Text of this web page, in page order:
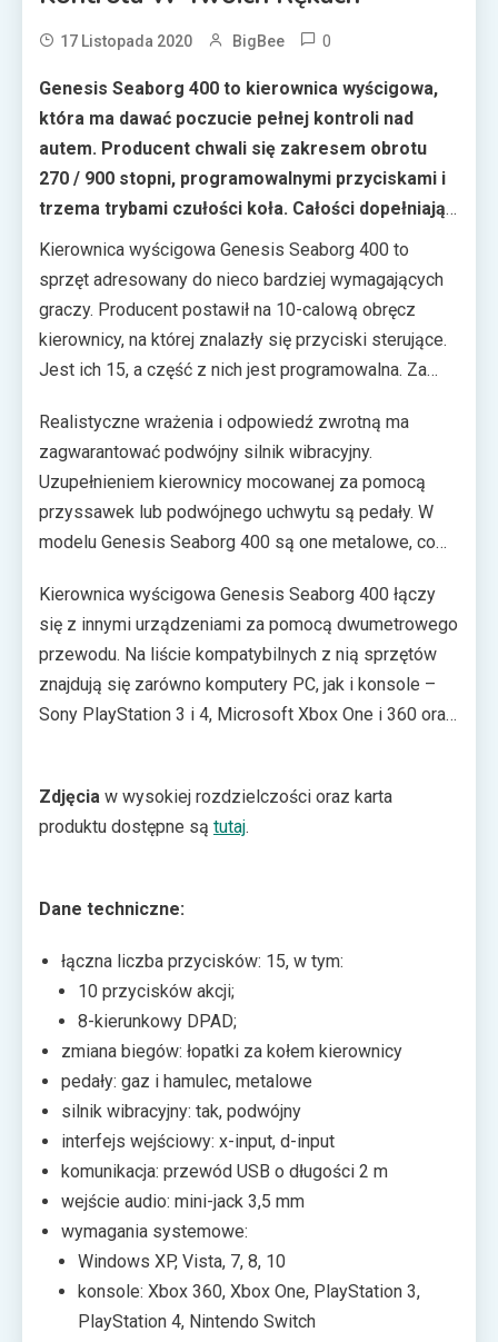
17 Listopada 2020 BigBee 0
Genesis Seaborg 400 to kierownica wyścigowa,
która ma dawać poczucie pełnej kontroli nad
autem. Producent chwali się zakresem obrotu
270 / 900 stopni, programowalnymi przyciskami i
trzema trybami czułości koła. Całości dopełniają
łopatki zmiany biegów i metalowe pedały, które
dają poczucie solidności.
Kierownica wyścigowa Genesis Seaborg 400 to
sprzęt adresowany do nieco bardziej wymagających
graczy. Producent postawił na 10-calową obręcz
kierownicy, na której znalazły się przyciski sterujące.
Jest ich 15, a część z nich jest programowalna. Za
zmiany biegów, analogiczne do tych ze sportowych
aut. Zakres obrotu koła wynosi 270 / 900 stopni, a
użytkownik ma mieć możliwość dostosowywania go
w tym zakresie. Przygotowano też trzy tryby czułości.
Realistyczne wrażenia i odpowiedź zwrotną ma
zagwarantować podwójny silnik wibracyjny.
Uzupełnieniem kierownicy mocowanej za pomocą
przyssawek lub podwójnego uchwytu są pedały. W
modelu Genesis Seaborg 400 są one metalowe, co
pozytywnie na ich wytrzymałość. Dla wygody
użytkownika korpus ma wkomponowane gniazdo
audio typu mini-jack 3,5 mm.
Kierownica wyścigowa Genesis Seaborg 400 łączy
się z innymi urządzeniami za pomocą dwumetrowego
przewodu. Na liście kompatybilnych z nią sprzętów
znajdują się zarówno komputery PC, jak i konsole –
Sony PlayStation 3 i 4, Microsoft Xbox One i 360 oraz
około 399 zł. Nowość Genesis trafi do sklepów w
ciągu kilku najbliższych dni.
Zdjęcia w wysokiej rozdzielczości oraz karta
produktu dostępne są tutaj.
Dane techniczne:
łączna liczba przycisków: 15, w tym:
10 przycisków akcji;
8-kierunkowy DPAD;
zmiana biegów: łopatki za kołem kierownicy
pedały: gaz i hamulec, metalowe
silnik wibracyjny: tak, podwójny
interfejs wejściowy: x-input, d-input
komunikacja: przewód USB o długości 2 m
wejście audio: mini-jack 3,5 mm
wymagania systemowe:
Windows XP, Vista, 7, 8, 10
konsole: Xbox 360, Xbox One, PlayStation 3,
PlayStation 4, Nintendo Switch